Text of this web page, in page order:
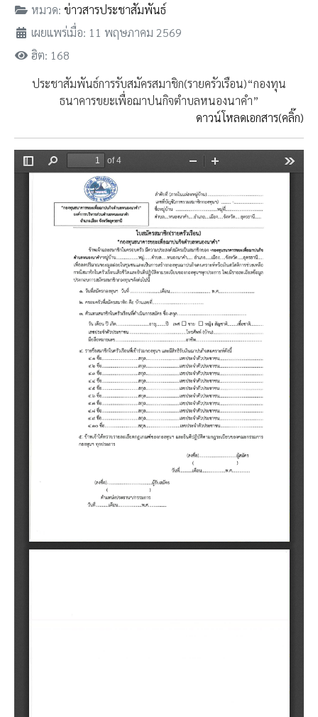
หมวด: ข่าวสารประชาสัมพันธ์
เผยแพร่เมื่อ: 11 พฤษภาคม 2569
ฮิต: 168
ประชาสัมพันธ์การรับสมัครสมาชิก(รายครัวเรือน)“กองทุน
ธนาคารขยะเพื่อฌาปนกิจตำบลหนองนาคำ”
ดาวน์โหลดเอกสาร(คลิ๊ก)